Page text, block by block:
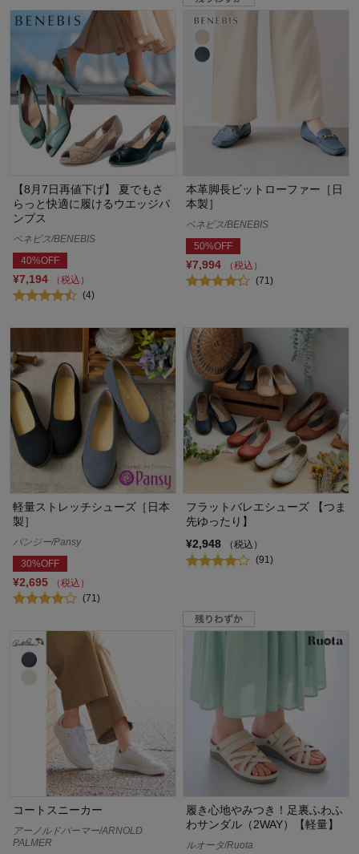
【8月7日再値下げ】 夏でもさ
らっと快適に履けるウエッジパ
ンプス
ベネビス/BENEBIS
40%OFF
¥7,194
（税込）
(4)
本革脚長ビットローファー［日
本製］
ベネビス/BENEBIS
50%OFF
¥7,994
（税込）
(71)
軽量ストレッチシューズ［日本
製］
パンジー/Pansy
30%OFF
¥2,695
（税込）
(71)
フラットバレエシューズ 【つま
先ゆったり】
¥2,948
（税込）
(91)
コートスニーカー
アーノルドパーマー/ARNOLD
PALMER
履き心地やみつき！足裏ふわふ
わサンダル（2WAY）【軽量】
ルオータ/Ruota